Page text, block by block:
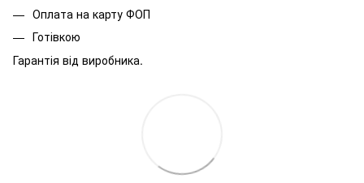
Оплата на карту ФОП
Готівкою
Гарантія від виробника.